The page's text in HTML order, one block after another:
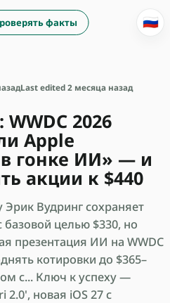
факты 🇷🇺
Last edited 2 месяца назад
2026
Apple
гонке ИИ» — и
акции к $440
Вудринг сохраняет
целью $330, но
презентация ИИ на WWDC
котировки до $365–
с... Ключ к успеху —
новая iOS 27 с